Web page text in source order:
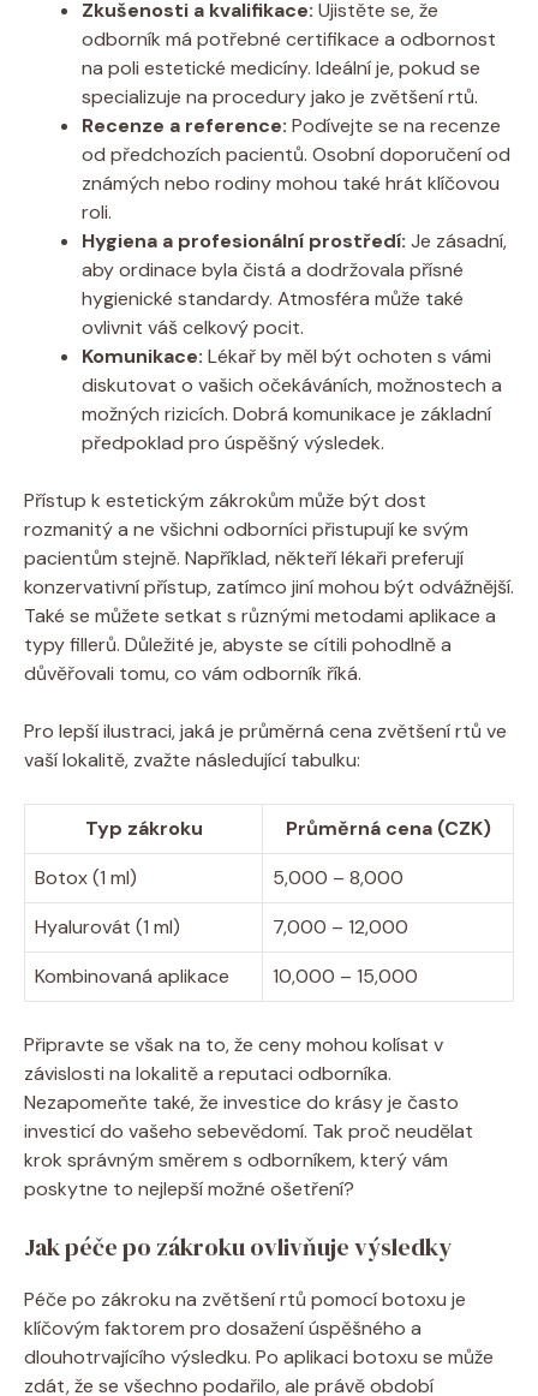
Zkušenosti a kvalifikace: Ujistěte se, že
odborník má potřebné certifikace a odbornost
na poli estetické medicíny. Ideální je, pokud se
specializuje na procedury jako je zvětšení rtů.
Recenze a reference: Podívejte se na recenze
od předchozích pacientů. Osobní doporučení od
známých nebo rodiny mohou také hrát klíčovou
roli.
Hygiena a profesionální prostředí: Je zásadní,
aby ordinace byla čistá a dodržovala přísné
hygienické standardy. Atmosféra může také
ovlivnit váš celkový pocit.
Komunikace: Lékař by měl být ochoten s vámi
diskutovat o vašich očekáváních, možnostech a
možných rizicích. Dobrá komunikace je základní
předpoklad pro úspěšný výsledek.
Přístup k estetickým zákrokům může být dost
rozmanitý a ne všichni odborníci přistupují ke svým
pacientům stejně. Například, někteří lékaři preferují
konzervativní přístup, zatímco jiní mohou být odvážnější.
Také se můžete setkat s různými metodami aplikace a
typy fillerů. Důležité je, abyste se cítili pohodlně a
důvěřovali tomu, co vám odborník říká.
Pro lepší ilustraci, jaká je průměrná cena zvětšení rtů ve
vaší lokalitě, zvažte následující tabulku:
Typ zákroku
Průměrná cena (CZK)
Botox (1 ml)
5,000 – 8,000
Hyalurovát (1 ml)
7,000 – 12,000
Kombinovaná aplikace
10,000 – 15,000
Připravte se však na to, že ceny mohou kolísat v
závislosti na lokalitě a reputaci odborníka.
Nezapomeňte také, že investice do krásy je často
investicí do vašeho sebevědomí. Tak proč neudělat
krok správným směrem s odborníkem, který vám
poskytne to nejlepší možné ošetření?
Jak péče po zákroku ovlivňuje výsledky
Péče po zákroku na zvětšení rtů pomocí botoxu je
klíčovým faktorem pro dosažení úspěšného a
dlouhotrvajícího výsledku. Po aplikaci botoxu se může
zdát, že se všechno podařilo, ale právě období